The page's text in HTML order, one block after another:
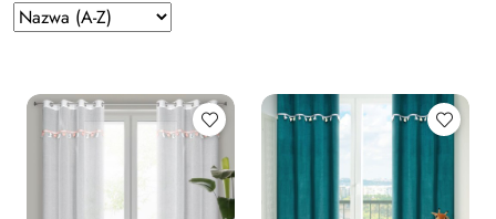
Zastosowano
sortowanie:
(A-
Sortuj
według